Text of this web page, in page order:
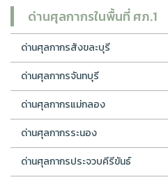
ด่านศุลกากรในพื้นที่ ศภ.1
ด่านศุลกากรสังขละบุรี
ด่านศุลกากรจันทบุรี
ด่านศุลกากรแม่กลอง
ด่านศุลกากรระนอง
ด่านศุลกากรประจวบคีรีขันธ์